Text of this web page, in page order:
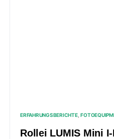
ERFAHRUNGSBERICHTE
Rollei LUMIS Mini